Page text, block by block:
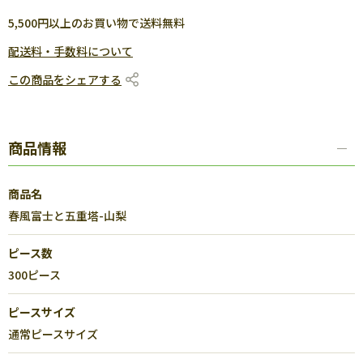
5,500円以上のお買い物で送料無料
配送料・手数料について
この商品をシェアする
商品情報
商品名
春風富士と五重塔-山梨
ピース数
300ピース
ピースサイズ
通常ピースサイズ